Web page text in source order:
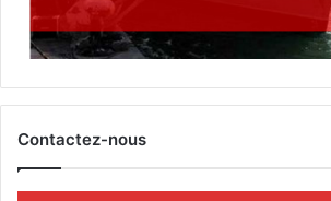
Contactez-nous